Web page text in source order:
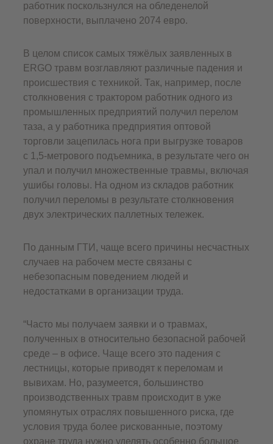
работник поскользнулся на обледенелой
поверхности, выплачено 2074 евро.
В целом список самых тяжёлых заявленных в
ERGO травм возглавляют различные падения и
происшествия с техникой. Так, например, после
столкновения с трактором работник одного из
промышленных предприятий получил перелом
таза, а у работника предприятия оптовой
торговли зацепилась нога при выгрузке товаров
с 1,5-метрового подъемника, в результате чего он
упал и получил множественные травмы, включая
ушибы головы. На одном из складов работник
получил переломы в результате столкновения
двух электрических паллетных тележек.
По данным ГТИ, чаще всего причины несчастных
случаев на рабочем месте связаны с
небезопасным поведением людей и
недостатками в организации труда.
“Часто мы получаем заявки и о травмах,
полученных в относительно безопасной рабочей
среде – в офисе. Чаще всего это падения с
лестницы, которые приводят к переломам и
вывихам. Но, разумеется, большинство
производственных травм происходит в уже
упомянутых отраслях повышенного риска, где
условия труда более рискованные, поэтому
охране труда нужно уделять особенно большое